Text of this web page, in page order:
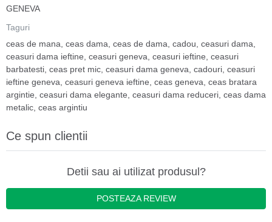
GENEVA
Taguri
ceas de mana ceas dama ceas de dama cadou ceasuri dama
ceasuri dama ieftine ceasuri geneva ceasuri ieftine ceasuri
barbatesti ceas pret mic ceasuri dama geneva cadouri ceasuri
ieftine geneva ceasuri geneva ieftine ceas geneva ceas bratara
argintie ceasuri dama elegante ceasuri dama reduceri ceas dama
metalic ceas argintiu
Ce spun clientii
Detii sau ai utilizat produsul?
POSTEAZA REVIEW